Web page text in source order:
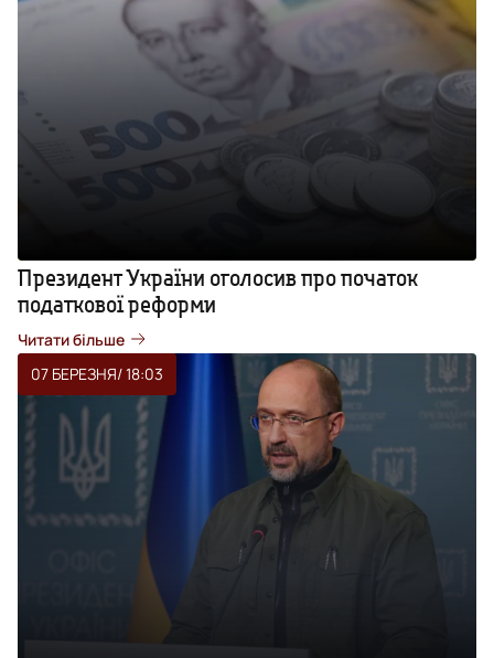
Президент України оголосив про початок
податкової реформи
Читати більше
07 БЕРЕЗНЯ/ 18:03